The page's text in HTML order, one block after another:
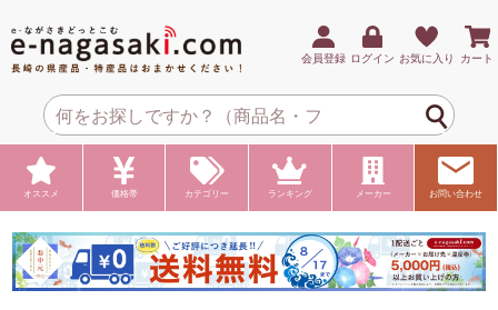
会員登録 ログイン お気に入り カート
オススメ 価格帯 カテゴリー ランキング メーカー お問い合わせ